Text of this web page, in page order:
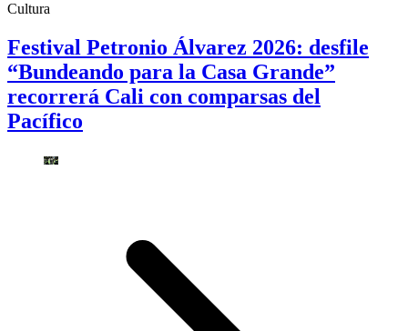
Cultura
Festival Petronio Álvarez 2026: desfile
“Bundeando para la Casa Grande”
recorrerá Cali con comparsas del
Pacífico